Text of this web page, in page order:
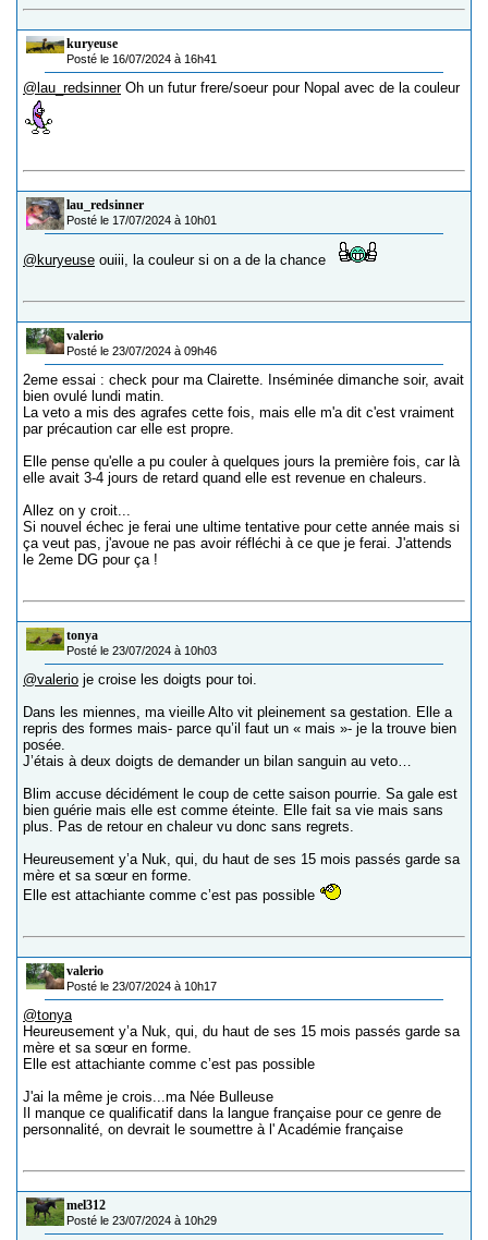
kuryeuse
Posté le 16/07/2024 à 16h41
@lau_redsinner Oh un futur frere/soeur pour Nopal avec de la couleur
lau_redsinner
Posté le 17/07/2024 à 10h01
@kuryeuse ouiii, la couleur si on a de la chance
valerio
Posté le 23/07/2024 à 09h46
2eme essai : check pour ma Clairette. Inséminée dimanche soir, avait
bien ovulé lundi matin.
La veto a mis des agrafes cette fois, mais elle m'a dit c'est vraiment
par précaution car elle est propre.
Elle pense qu'elle a pu couler à quelques jours la première fois, car là
elle avait 3-4 jours de retard quand elle est revenue en chaleurs.
Allez on y croit...
Si nouvel échec je ferai une ultime tentative pour cette année mais si
ça veut pas, j'avoue ne pas avoir réfléchi à ce que je ferai. J'attends
le 2eme DG pour ça !
tonya
Posté le 23/07/2024 à 10h03
@valerio je croise les doigts pour toi.
Dans les miennes, ma vieille Alto vit pleinement sa gestation. Elle a
repris des formes mais- parce qu’il faut un « mais »- je la trouve bien
posée.
J’étais à deux doigts de demander un bilan sanguin au veto…
Blim accuse décidément le coup de cette saison pourrie. Sa gale est
bien guérie mais elle est comme éteinte. Elle fait sa vie mais sans
plus. Pas de retour en chaleur vu donc sans regrets.
Heureusement y’a Nuk, qui, du haut de ses 15 mois passés garde sa
mère et sa sœur en forme.
Elle est attachiante comme c’est pas possible
valerio
Posté le 23/07/2024 à 10h17
@tonya
Heureusement y’a Nuk, qui, du haut de ses 15 mois passés garde sa
mère et sa sœur en forme.
Elle est attachiante comme c’est pas possible
J'ai la même je crois...ma Née Bulleuse
Il manque ce qualificatif dans la langue française pour ce genre de
personnalité, on devrait le soumettre à l' Académie française
mel312
Posté le 23/07/2024 à 10h29